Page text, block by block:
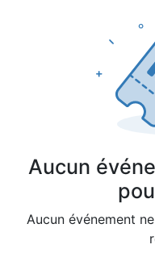
Aucun
Aucun événement